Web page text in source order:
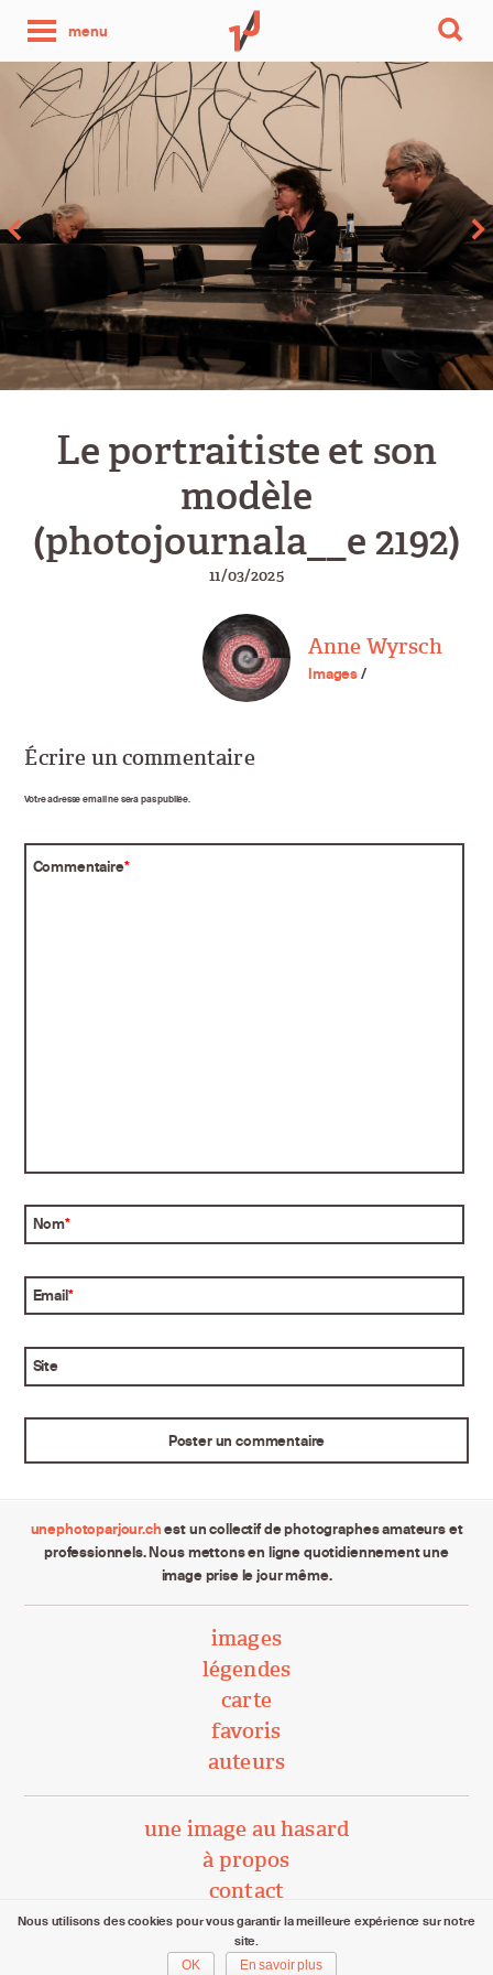
menu
photo
par
jour
Le portraitiste et son
modèle
(photojournala__e 2192)
11/03/2025
Anne Wyrsch
Images/
Écrire un commentaire
Votre adresse email ne sera pas publiée.
Commentaire*
Nom*
Email*
Site
unephotoparjour.chest un collectif de photographes amateurs et
professionnels. Nous mettons en ligne quotidiennement une
image prise le jour même.
images
légendes
carte
favoris
auteurs
une image au hasard
à propos
contact
unephotoparjour.ch/ 2015 – 2026
Tous droits réservés aux auteurs respectifs.
Nous utilisons des cookies pour vous garantir la meilleure expérience sur notre
site.
OK
En savoir plus